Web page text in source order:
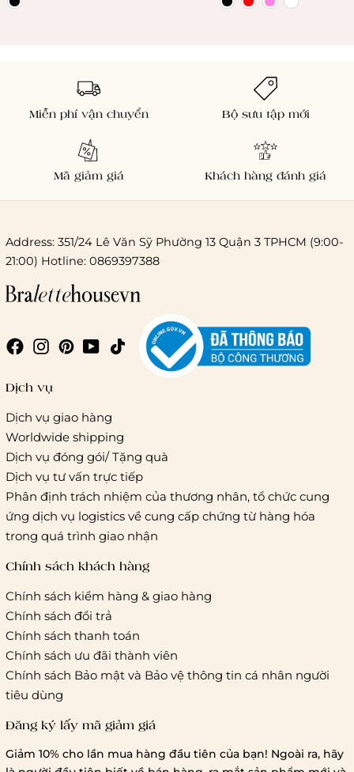
Chi phí giao hàng
Giao hàng trong ngày (hoả tốc)
Giao hàng tiêu chuẩn:
Hồ Chí Minh:
Áp dụng theo bảng giá cước của ĐVVC
Vietelpost/ Giaohangtietkiem và 1 số đối tác vận chuyển
Hà Nội và các tỉnh thành khác:
Áp dụng theo bảng giá
cước của ĐVVC Vietelpost/ Giaohangtietkiem... và 1 số đối
tác vận chuyển khác
Thời gian giao hàng
Hồ Chí Minh:
Hà Nội và các tỉnh thành khá
Lưu ý chung về chính sách vận chuyển
Miễn phí vận chuyển Bộ sưu tập mới
Mã giảm giá Khách hàng đánh giá
Address: 351/24 Lê Văn Sỹ Phường 13 Quận 3 TPHCM (9:00-
21:00) Hotline: 0869397388
Dịch vụ
Dịch vụ giao hàng
Worldwide shipping
Dịch vụ đóng gói/ Tặng quà
Dịch vụ tư vấn trực tiếp
Phân định trách nhiệm của thương nhân, tổ chức cung
ứng dịch vụ logistics về cung cấp chứng từ hàng hóa
trong quá trình giao nhận
Chính sách khách hàng
Chính sách kiểm hàng & giao hàng
Chính sách đổi trả
Chính sách thanh toán
Chính sách ưu đãi thành viên
Chính sách Bảo mật và Bảo vệ thông tin cá nhân người
tiêu dùng
Đăng ký lấy mã giảm giá
Giảm 10% cho lần mua hàng đầu tiên của bạn! Ngoài ra, hãy